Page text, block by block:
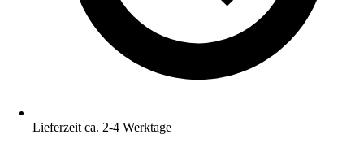
Lieferzeit ca. 2-4 Werktage